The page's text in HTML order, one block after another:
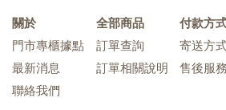
關於
門市專櫃據點
最新消息
聯絡我們
全部商品
訂單查詢
訂單相關說明
付款方
寄送方
售後服